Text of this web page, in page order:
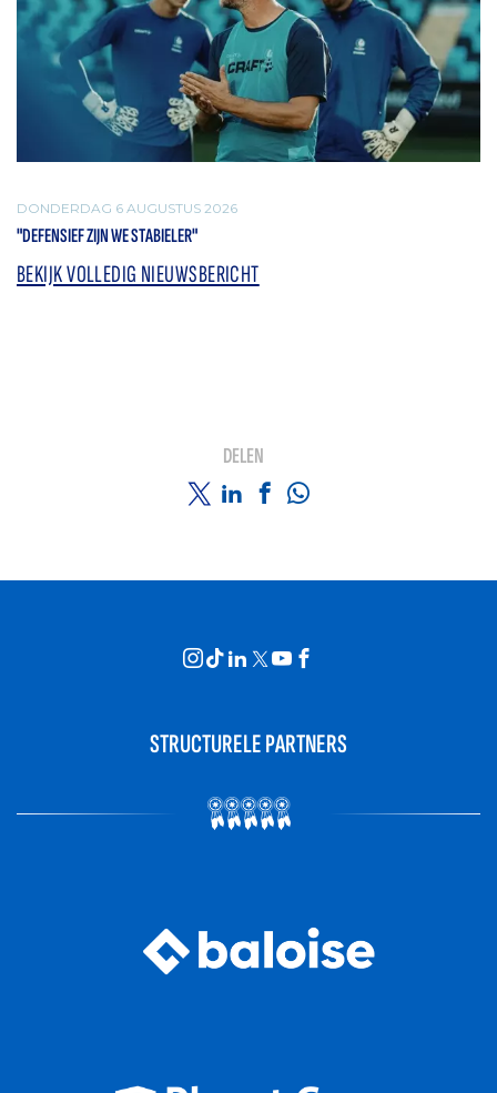
DONDERDAG 6 AUGUSTUS 2026
"DEFENSIEF ZIJN WE STABIELER"
BEKIJK VOLLEDIG NIEUWSBERICHT
DELEN
STRUCTURELE PARTNERS